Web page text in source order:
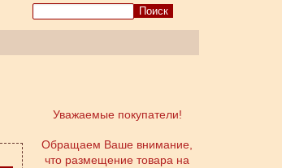
Поиск
Уважаемые покупатели!
Обращаем Ваше внимание,
что размещение товара на